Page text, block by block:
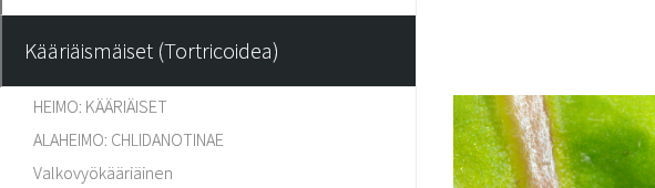
Kääriäismäiset (Tortricoidea)
HEIMO: KÄÄRIÄISET
ALAHEIMO: CHLIDANOTINAE
Valkovyökääriäinen